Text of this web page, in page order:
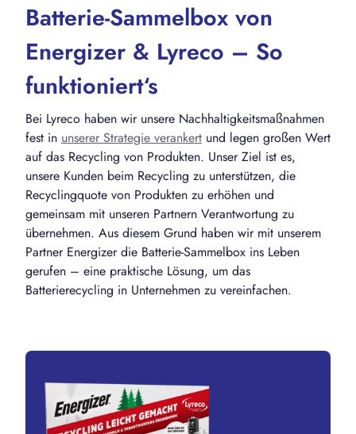
Batterie-Sammelbox von
Energizer & Lyreco – So
funktioniert‘s
Bei Lyreco haben wir unsere Nachhaltigkeitsmaßnahmen
fest in unserer Strategie verankert und legen großen Wert
auf das Recycling von Produkten. Unser Ziel ist es,
unsere Kunden beim Recycling zu unterstützen, die
Recyclingquote von Produkten zu erhöhen und
gemeinsam mit unseren Partnern Verantwortung zu
übernehmen. Aus diesem Grund haben wir mit unserem
Partner Energizer die Batterie-Sammelbox ins Leben
gerufen – eine praktische Lösung, um das
Batterierecycling in Unternehmen zu vereinfachen.